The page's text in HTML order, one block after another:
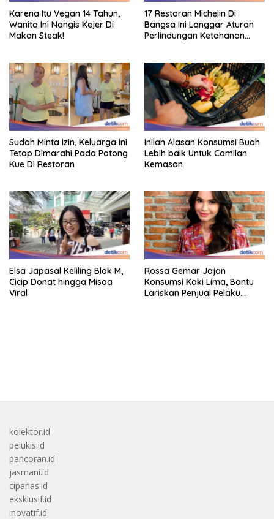
Karena Itu Vegan 14 Tahun,
Wanita Ini Nangis Kejer Di
Makan Steak!
17 Restoran Michelin Di
Bangsa Ini Langgar Aturan
Perlindungan Ketahanan
Sudah Minta Izin, Keluarga Ini
Tetap Dimarahi Pada Potong
Kue Di Restoran
Inilah Alasan Konsumsi Buah
Lebih baik Untuk Camilan
Kemasan
Elsa Japasal Keliling Blok M,
Cicip Donat hingga Misoa
Viral
Rossa Gemar Jajan
Konsumsi Kaki Lima, Bantu
Lariskan Penjual Pelaku
kolektor.id
pelukis.id
pancoran.id
jasmani.id
cipanas.id
eksklusif.id
inovatif.id